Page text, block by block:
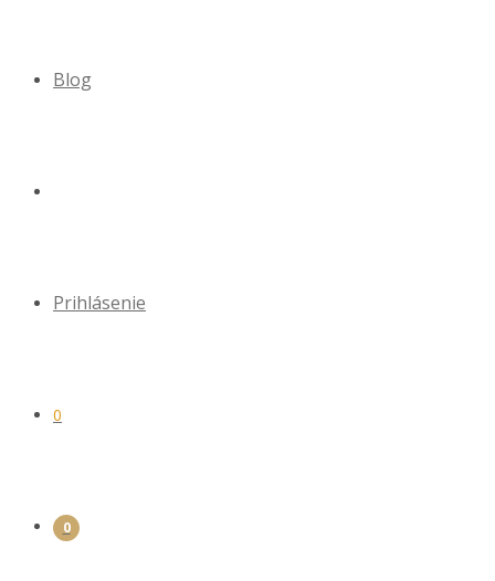
Blog
Prihlásenie
0
0